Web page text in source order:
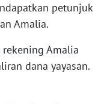
petunjuk
Amalia.
Amalia
dana yayasan.